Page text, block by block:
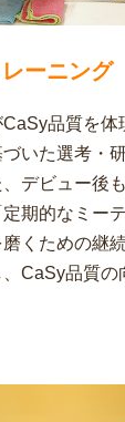
レーニング
品質を体
いた選考・
デビュー後
期的なミー
くための継
CaSy品質の